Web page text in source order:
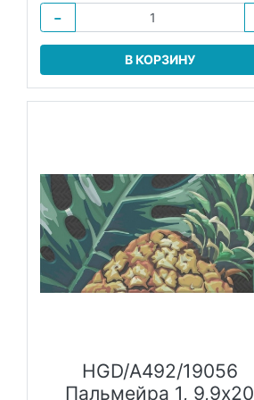
−
В КОРЗИНУ
HGD/A492/19056
Пальмейра 1, 9,9х20